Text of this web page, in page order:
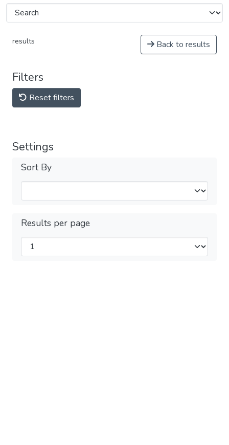
results Back to results
Filters
Reset filters
Settings
Sort By
Results per page